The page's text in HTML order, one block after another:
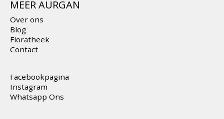
MEER AURGAN
Over ons
Blog
Floratheek
Contact
Facebookpagina
Instagram
Whatsapp Ons